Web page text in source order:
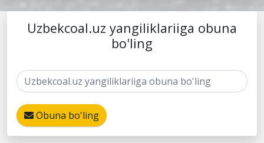
Uzbekcoal.uz yangiliklariiga obuna
bo'ling
Obuna bo'ling